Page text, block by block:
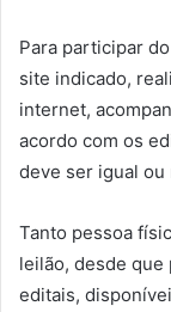
Para participar
site indicado,
internet,
acordo com os
deve ser igual ou
Tanto pessoa
leilão, desde
editais,